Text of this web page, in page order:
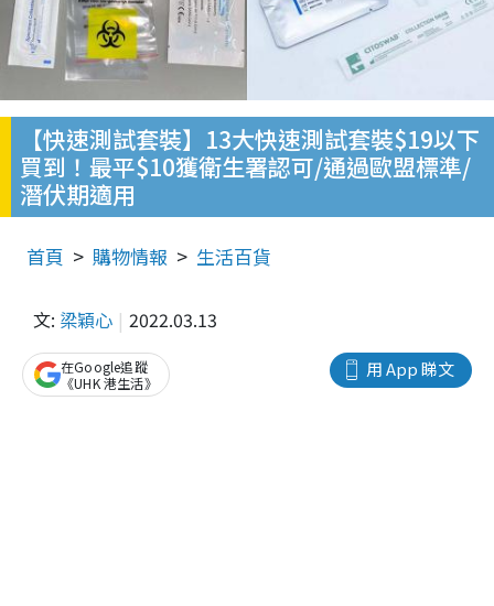
【快速測試套裝】13大快速測試套裝$19以下
買到！最平$10獲衛生署認可/通過歐盟標準/
潛伏期適用
首頁 購物情報 生活百貨
文: 梁穎心 2022.03.13
用 App 睇文
在Google追蹤
《UHK 港生活》